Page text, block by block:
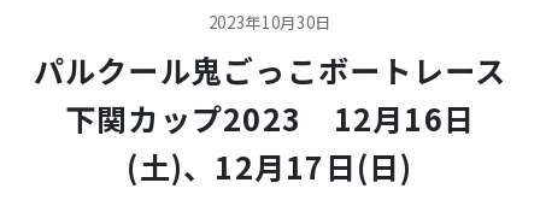
2023年10月30日
パルクール鬼ごっこボートレース
下関カップ2023 12月16日
(土)、12月17日(日)